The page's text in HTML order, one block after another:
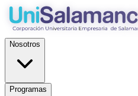
Nosotros
Programas